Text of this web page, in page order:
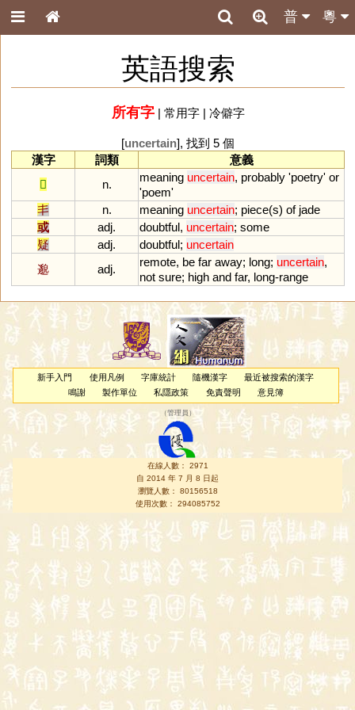
粵
普
英語搜索
所有字| 常用字| 冷僻字
[uncertain], 找到 5 個
漢字
詞類
意義
𠱾
n.
meaning uncertain, probably 'poetry' or
'poem'
丯
n. meaning uncertain; piece(s) of jade
或
adj. doubtful, uncertain; some
疑
adj. doubtful; uncertain
邈
adj.
remote, be far away; long; uncertain,
not sure; high and far, long-range
新手入門 使用凡例 字庫統計 隨機漢字
最近被搜索的漢字
鳴謝
製作單位 私隱政策 免責聲明 意見簿
（管理員 ）
在線人數： 2971
自 2014 年 7 月 8 日起
瀏覽人數： 80156518
使用次數： 294085752